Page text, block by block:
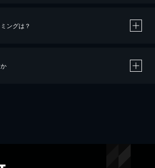
、クレジットカード決済による作品の購入 / レンタルです。
による作品の購入 / レンタルは、20％のポイント還元です。
ングは？